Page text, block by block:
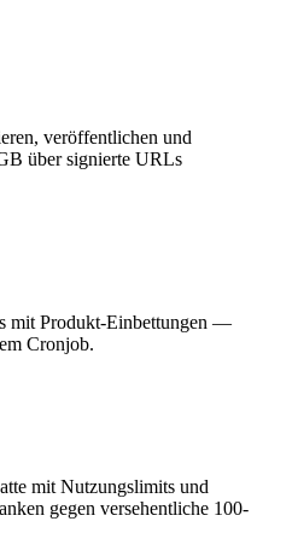
veröffentlichen und
über signierte URLs
mit Produkt-Einbettungen —
Cronjob.
mit Nutzungslimits und
gegen versehentliche 100-